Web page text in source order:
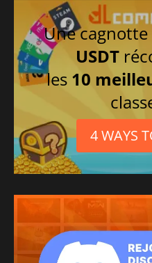
Une
USDT
les 10
4 WAYS